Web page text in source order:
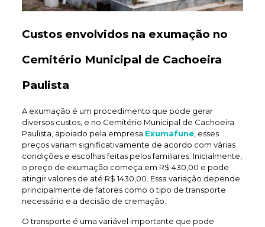
Custos envolvidos na exumação no
Cemitério Municipal de Cachoeira
Paulista
A exumação é um procedimento que pode gerar
diversos custos, e no Cemitério Municipal de Cachoeira
Paulista, apoiado pela empresa Exumafune, esses
preços variam significativamente de acordo com várias
condições e escolhas feitas pelos familiares. Inicialmente,
o preço de exumação começa em R$ 430,00 e pode
atingir valores de até R$ 1430,00. Essa variação depende
principalmente de fatores como o tipo de transporte
necessário e a decisão de cremação.
O transporte é uma variável importante que pode